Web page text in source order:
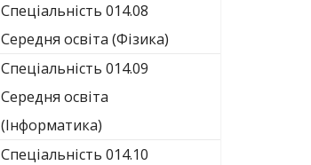
Спеціальність 014.08
Середня освіта (Фізика)
Спеціальність 014.09
Середня освіта
(Інформатика)
Спеціальність 014.10